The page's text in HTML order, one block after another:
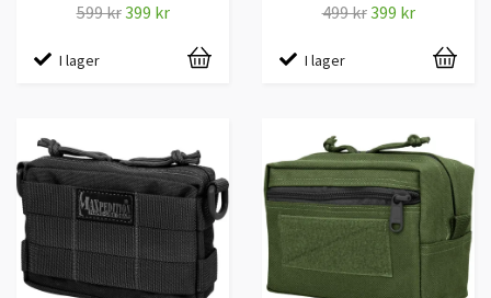
599 kr399 kr
I lager
499 kr399 kr
I lager